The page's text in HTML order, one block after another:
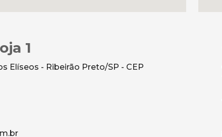
1
Elíseos - Ribeirão Preto/SP - CEP